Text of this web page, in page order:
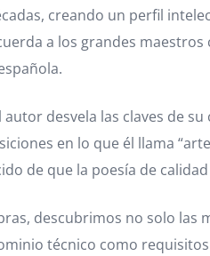
creando un perfil
a los grandes
autor desvela las claves de
en lo que él llama
de que la poesía de
descubrimos no solo
técnico como